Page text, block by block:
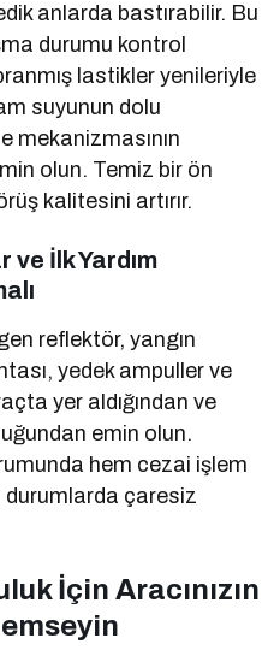
anlarda bastırabilir. Bu
durumu kontrol
lastikler yenileriyle
suyunun dolu
mekanizmasının
olun. Temiz bir ön
kalitesini artırır.
İlk Yardım
reflektör, yangın
yedek ampuller ve
yer aldığından ve
emin olun.
hem cezai işlem
durumlarda çaresiz
İçin Aracınızın